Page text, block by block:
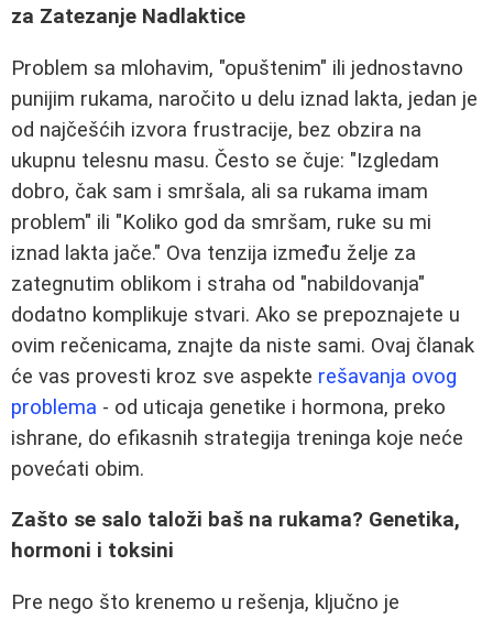
za Zatezanje Nadlaktice
Problem sa mlohavim, "opuštenim" ili jednostavno
punijim rukama, naročito u delu iznad lakta, jedan je
od najčešćih izvora frustracije, bez obzira na
ukupnu telesnu masu. Često se čuje: "Izgledam
dobro, čak sam i smršala, ali sa rukama imam
problem" ili "Koliko god da smršam, ruke su mi
iznad lakta jače." Ova tenzija između želje za
zategnutim oblikom i straha od "nabildovanja"
dodatno komplikuje stvari. Ako se prepoznajete u
ovim rečenicama, znajte da niste sami. Ovaj članak
će vas provesti kroz sve aspekte rešavanja ovog
problema - od uticaja genetike i hormona, preko
ishrane, do efikasnih strategija treninga koje neće
povećati obim.
Zašto se salo taloži baš na rukama? Genetika,
hormoni i toksini
Pre nego što krenemo u rešenja, ključno je